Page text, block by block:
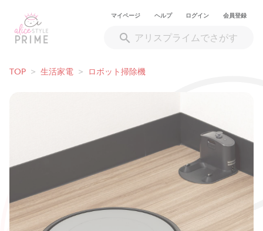
マイページ ヘルプ ログイン 会員登録
TOP > 生活家電 > ロボット掃除機